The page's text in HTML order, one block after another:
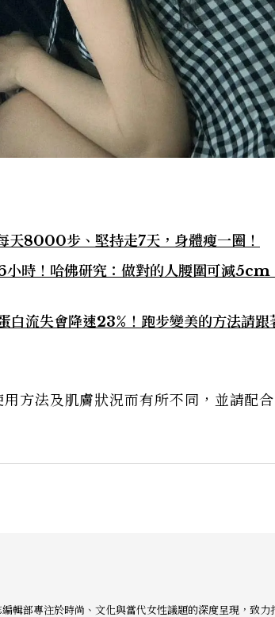
天8000步、堅持走7天，身體瘦一圈！
時！哈佛研究：做對的人腰圍可減5cm
白流失會降速23%！跑步變美的方法請跟
方法及肌膚狀況而有所不同，並請配